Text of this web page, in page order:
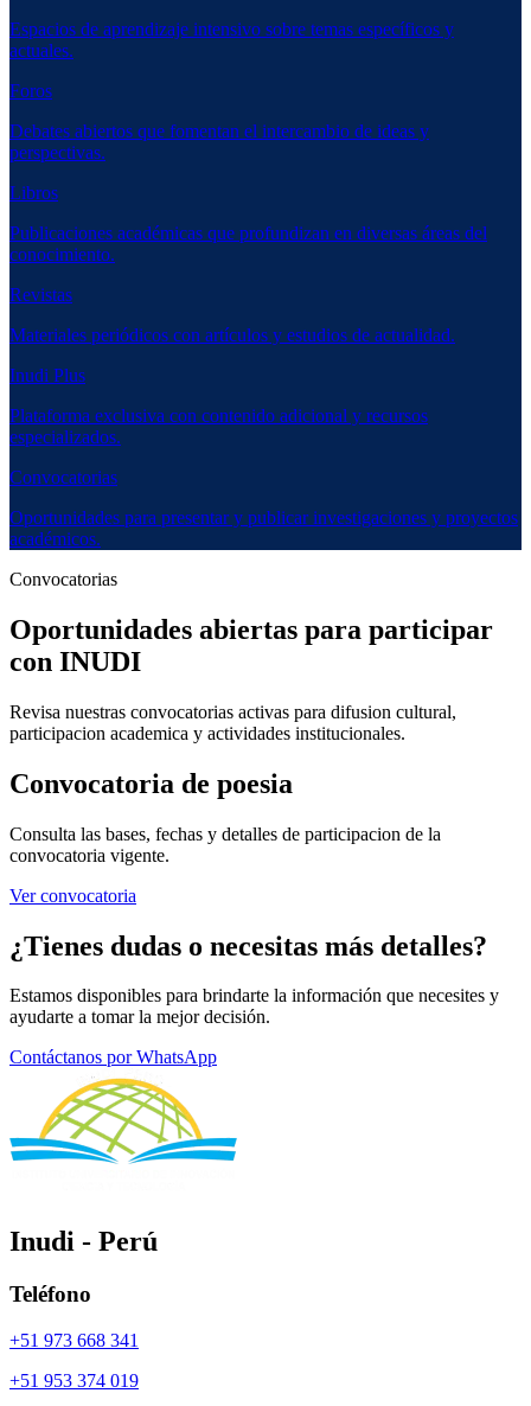
Espacios de aprendizaje intensivo sobre temas específicos y
actuales.
Foros
Debates abiertos que fomentan el intercambio de ideas y
perspectivas.
Libros
Publicaciones académicas que profundizan en diversas áreas del
conocimiento.
Revistas
Materiales periódicos con artículos y estudios de actualidad.
Inudi Plus
Plataforma exclusiva con contenido adicional y recursos
especializados.
Convocatorias
Oportunidades para presentar y publicar investigaciones y proyectos
académicos.
Convocatorias
Oportunidades abiertas para participar
con INUDI
Revisa nuestras convocatorias activas para difusion cultural,
participacion academica y actividades institucionales.
Convocatoria de poesia
Consulta las bases, fechas y detalles de participacion de la
convocatoria vigente.
Ver convocatoria
¿Tienes dudas o necesitas más detalles?
Estamos disponibles para brindarte la información que necesites y
ayudarte a tomar la mejor decisión.
Contáctanos por WhatsApp
Inudi - Perú
Teléfono
+51 973 668 341
+51 953 374 019